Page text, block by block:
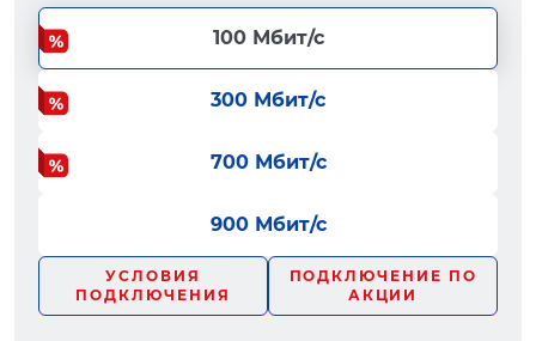
100 Мбит/с
300 Мбит/с
700 Мбит/с
900 Мбит/с
УСЛОВИЯ
ПОДКЛЮЧЕНИЯ
ПОДКЛЮЧЕНИЕ ПО
АКЦИИ